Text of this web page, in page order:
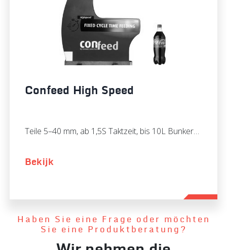
Confeed High Speed
Teile 5–40 mm, ab 1,5S Taktzeit, bis 10L Bunker…
Bekijk
Haben Sie eine Frage oder möchten
Sie eine Produktberatung?